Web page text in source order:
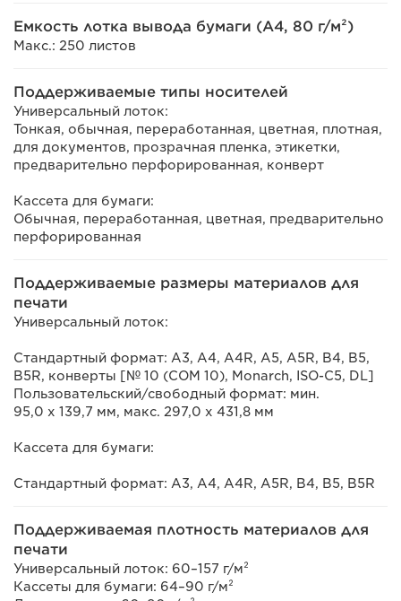
Емкость лотка вывода бумаги (A4, 80 г/м²)
Макс.: 250 листов
Поддерживаемые типы носителей
Универсальный лоток:
Тонкая, обычная, переработанная, цветная, плотная,
для документов, прозрачная пленка, этикетки,
предварительно перфорированная, конверт
Кассета для бумаги:
Обычная, переработанная, цветная, предварительно
перфорированная
Поддерживаемые размеры материалов для
печати
Универсальный лоток:
Стандартный формат: A3, A4, A4R, A5, A5R, B4, B5,
B5R, конверты [№ 10 (COM 10), Monarch, ISO-C5, DL]
Пользовательский/свободный формат: мин.
95,0 x 139,7 мм, макс. 297,0 x 431,8 мм
Кассета для бумаги:
Стандартный формат: A3, A4, A4R, A5R, B4, B5, B5R
Поддерживаемая плотность материалов для
печати
Универсальный лоток: 60–157 г/м²
Кассеты для бумаги: 64–90 г/м²